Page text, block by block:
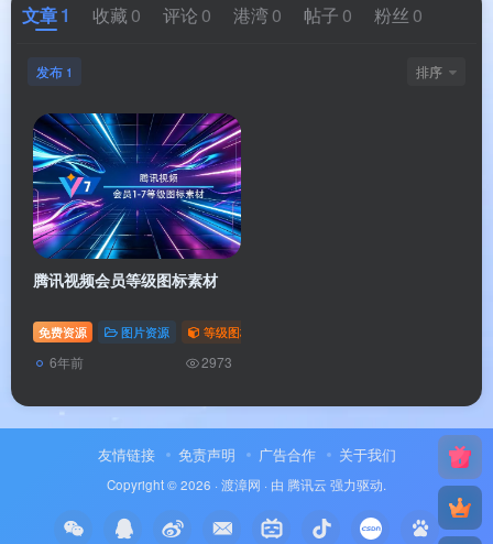
文章1 收藏 0 评论 0 港湾0 帖子 0 粉丝 0
发布 1 排序
腾讯视频会员等级图标素材
免费资源 图片资源 等级图标
6年前 2973
友情链接 免责声明 广告合作 关于我们
Copyright © 2026 · 渡漳网 · 由 腾讯云 强力驱动.